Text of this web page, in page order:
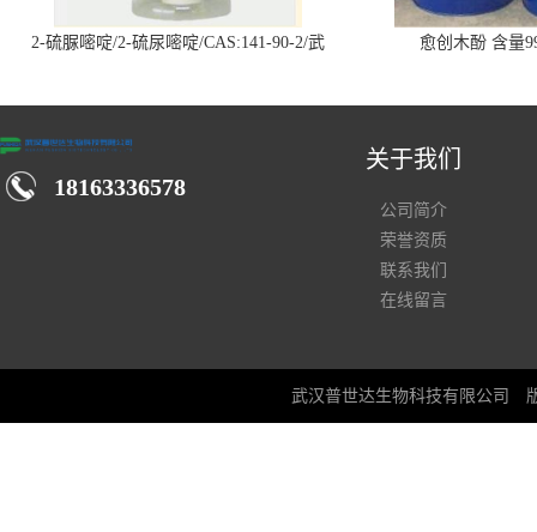
2-硫脲嘧啶/2-硫尿嘧啶/CAS:141-90-2/武
愈创木酚 含量
18163336578
关于我们
公司简介
荣誉资质
联系我们
在线留言
武汉普世达生物科技有限公司